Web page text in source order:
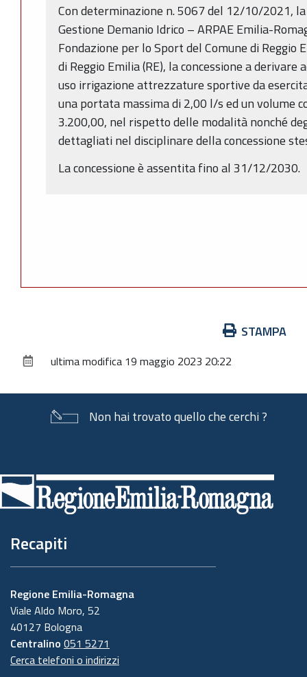
Con determinazione n. 5067 del 12/10/2021,
Gestione Demanio Idrico – ARPAE Emilia-
Fondazione per lo Sport del Comune di Reggio
di Reggio Emilia (RE), la concessione a
uso irrigazione attrezzature sportive da
una portata massima di 2,00 l/s ed un volume
3.200,00, nel rispetto delle modalità nonché
dettagliati nel disciplinare della concessione
La concessione è assentita fino al 31/12/2030.
documento
STAMPA
ultima modifica 19 maggio 2023 20:22
Non hai trovato quello che cerchi ?
di
pagina
Recapiti
Regione Emilia-Romagna
Viale Aldo Moro, 52
40127 Bologna
Centralino 051 5271
Cerca telefoni o indirizzi